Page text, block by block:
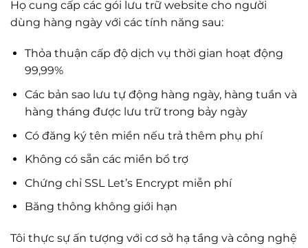
Họ cung cấp các gói lưu trữ website cho người
dùng hàng ngày với các tính năng sau:
Thỏa thuận cấp độ dịch vụ thời gian hoạt động
99,99%
Các bản sao lưu tự động hàng ngày, hàng tuần và
hàng tháng được lưu trữ trong bảy ngày
Có đăng ký tên miền nếu trả thêm phụ phí
Không có sẵn các miền bổ trợ
Chứng chỉ SSL Let’s Encrypt miễn phí
Băng thông không giới hạn
Tôi thực sự ấn tượng với cơ sở hạ tầng và công nghệ